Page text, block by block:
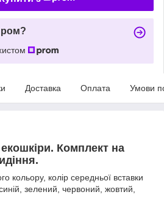
Доставка Оплата Умови
Комплект на
кольору, колір середньої вставки
зелений, червоний, жовтий,